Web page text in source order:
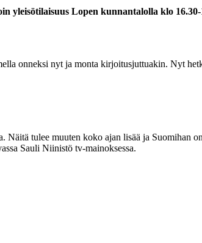
yleisötilaisuus Lopen kunnantalolla klo
onneksi nyt ja monta kirjoitusjuttuakin. Nyt
Näitä tulee muuten koko ajan lisää ja Suomihan
Sauli Niinistö tv-mainoksessa.